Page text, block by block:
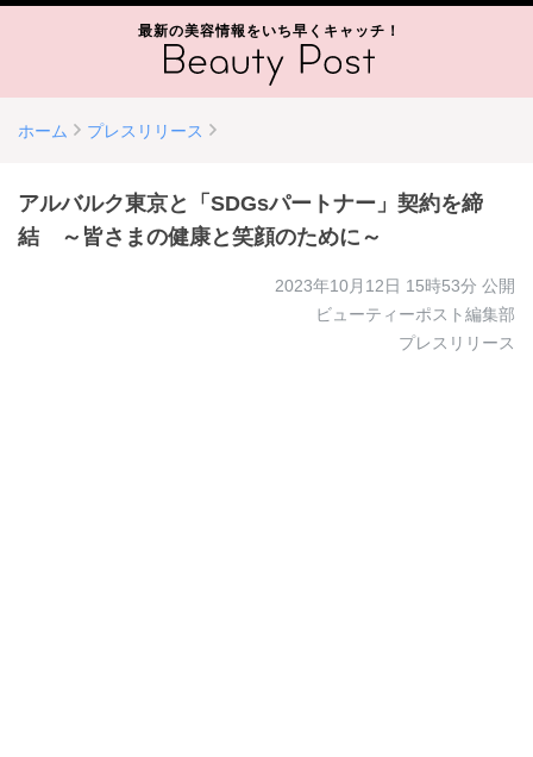
最新の美容情報をいち早くキャッチ！
ホーム プレスリリース
アルバルク東京と「SDGsパートナー」契約を締
結 ～皆さまの健康と笑顔のために～
2023年10月12日 15時53分 公開
ビューティーポスト編集部
プレスリリース